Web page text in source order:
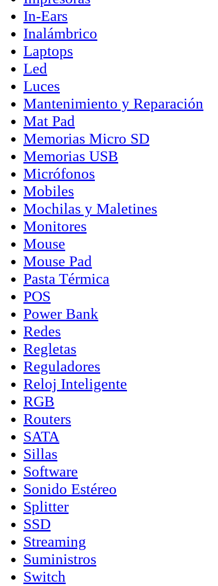
In-Ears
Inalámbrico
Laptops
Led
Luces
Mantenimiento y Reparación
Mat Pad
Memorias Micro SD
Memorias USB
Micrófonos
Mobiles
Mochilas y Maletines
Monitores
Mouse
Mouse Pad
Pasta Térmica
POS
Power Bank
Redes
Regletas
Reguladores
Reloj Inteligente
RGB
Routers
SATA
Sillas
Software
Sonido Estéreo
Splitter
SSD
Streaming
Suministros
Switch